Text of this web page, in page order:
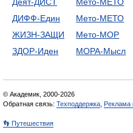
ДИФФ-Един
ЖИЗН-ЗАЩИ
ЗДОР-Иден
Мето-МЕТО
Мето-МОР
МОРА-Мысл
© Академик, 2000-2026
Обратная связь: Техподдержка Реклама
👣 Путешествия